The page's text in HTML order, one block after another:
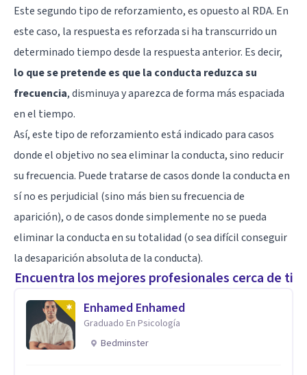
Este segundo tipo de reforzamiento, es opuesto al RDA. En
este caso, la respuesta es reforzada si ha transcurrido un
determinado tiempo desde la respuesta anterior. Es decir,
lo que se pretende es que la conducta reduzca su
frecuencia, disminuya y aparezca de forma más espaciada
en el tiempo.
Así, este tipo de reforzamiento está indicado para casos
donde el objetivo no sea eliminar la conducta, sino reducir
su frecuencia. Puede tratarse de casos donde la conducta en
sí no es perjudicial (sino más bien su frecuencia de
aparición), o de casos donde simplemente no se pueda
eliminar la conducta en su totalidad (o sea difícil conseguir
la desaparición absoluta de la conducta).
Encuentra los mejores profesionales cerca de ti
Enhamed Enhamed
Graduado En Psicología
Bedminster